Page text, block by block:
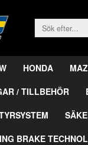
HONDA
/ TILLBEHÖR
BRAKE